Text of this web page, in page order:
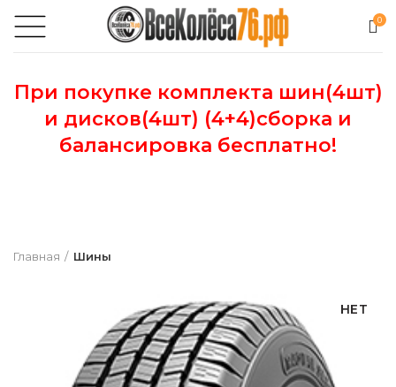
0
При покупке комплекта шин(4шт)
и дисков(4шт) (4+4)сборка и
балансировка бесплатно!
Главная Шины
НЕТ